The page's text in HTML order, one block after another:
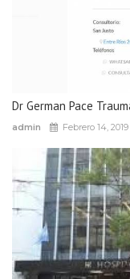
Dr German Pace
admin Febrero 14, 2019